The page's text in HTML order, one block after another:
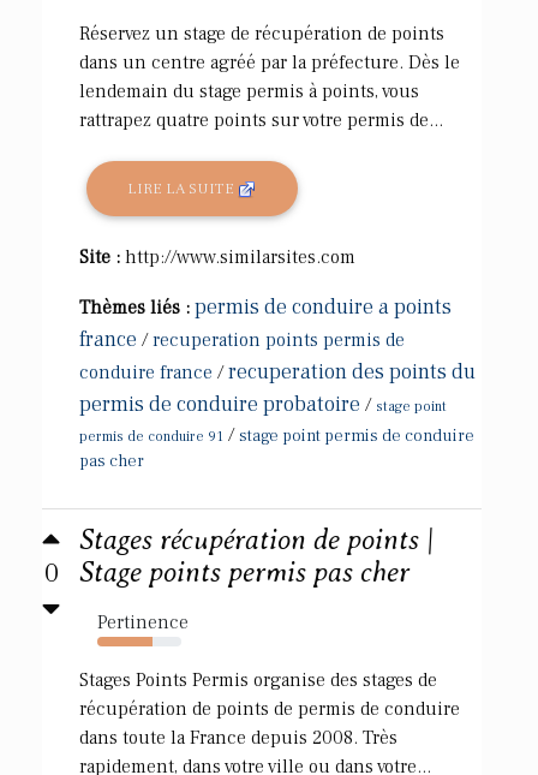
Réservez un stage de récupération de points
dans un centre agréé par la préfecture. Dès le
lendemain du stage permis à points, vous
rattrapez quatre points sur votre permis de...
LIRE LA SUITE
Site : http://www.similarsites.com
Thèmes liés : permis de conduire a points
france /recuperation points permis de
conduire france /recuperation des points du
permis de conduire probatoire / stage point
permis de conduire 91 /stage point permis de conduire
pas cher
0
Stages récupération de points |
Stage points permis pas cher
Pertinence
66%
Stages Points Permis organise des stages de
récupération de points de permis de conduire
dans toute la France depuis 2008. Très
rapidement, dans votre ville ou dans votre...